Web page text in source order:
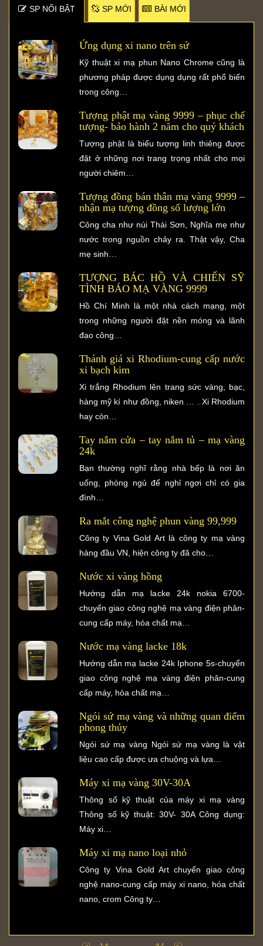
SP NỐI BẬT SP MỚI BÀI MỚI
Ứng dụng xi nano trên sứ
Kỹ thuật xi mạ phun Nano Chrome cũng là
phương pháp được dụng dụng rất phổ biến
trong công…
Tượng phật mạ vàng 9999 – phục chế
tượng- bảo hành 2 năm cho quý khách
Tượng phật là biểu tượng linh thiêng được
đặt ở những nơi trang trọng nhất cho mọi
người chiêm…
Tượng đồng bán thân mạ vàng 9999 –
nhận mạ tượng đồng số lượng lớn
Công cha như núi Thái Sơn, Nghĩa mẹ như
nước trong nguồn chảy ra. Thật vậy, Cha
mẹ sinh…
TƯỢNG BÁC HỒ VÀ CHIẾN SỸ
TÌNH BÁO MẠ VÀNG 9999
Hồ Chí Minh là một nhà cách mạng, một
trong những người đặt nền móng và lãnh
đạo công…
Thánh giá xi Rhodium-cung cấp nước
xi bạch kim
Xi trắng Rhodium lên trang sức vàng, bạc,
hàng mỹ kí như đồng, niken … . Xi Rhodium
hay còn…
Tay nắm cửa – tay nắm tủ – mạ vàng
24k
Bạn thường nghĩ rằng nhà bếp là nơi ăn
uống, phòng ngủ để nghỉ ngơi chỉ có gia
đình…
Ra mắt công nghệ phun vàng 99,999
Công ty Vina Gold Art là công ty mạ vàng
hàng đầu VN, hiện công ty đã cho…
Nước xi vàng hồng
Hướng dẫn mạ lacke 24k nokia 6700-
chuyển giao công nghệ mạ vàng điện phân-
cung cấp máy, hóa chất mạ…
Nước mạ vàng lacke 18k
Hướng dẫn mạ lacke 24k Iphone 5s-chuyển
giao công nghệ mạ vàng điện phân-cung
cấp máy, hóa chất mạ…
Ngói sứ mạ vàng và những quan điểm
phong thủy
Ngói sứ mạ vàng Ngói sứ mạ vàng là vật
liệu cao cấp được ưa chuộng và lựa…
Máy xi mạ vàng 30V-30A
Thông số kỹ thuật của máy xi mạ vàng
Thông số kỹ thuật: 30V- 30A Công dụng:
Máy xi…
Máy xi mạ nano loại nhỏ
Công ty Vina Gold Art chuyển giao công
nghệ nano-cung cấp máy xi nano, hóa chất
nano, crom Công ty…